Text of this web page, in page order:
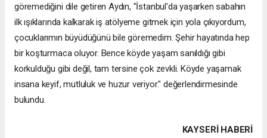
göremediğini dile getiren Aydın, "İstanbul'da yaşarken sabahın
ilk ışıklarında kalkarak iş atölyeme gitmek için yola çıkıyordum,
çocuklarımın büyüdüğünü bile göremedim. Şehir hayatında hep
bir koşturmaca oluyor. Bence köyde yaşam sanıldığı gibi
korkulduğu gibi değil, tam tersine çok zevkli. Köyde yaşamak
insana keyif, mutluluk ve huzur veriyor." değerlendirmesinde
bulundu.
KAYSERI HABERİ